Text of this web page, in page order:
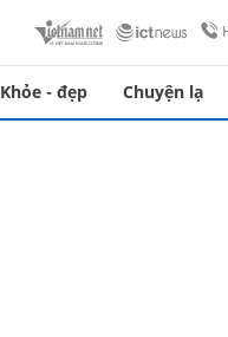
Khỏe - đẹp Chuyện lạ